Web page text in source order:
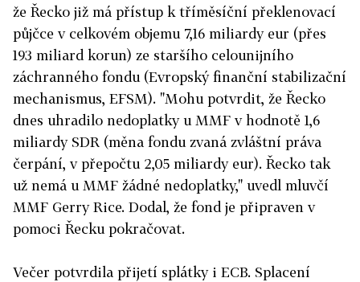
že Řecko již má přístup k tříměsíční překlenovací
půjčce v celkovém objemu 7,16 miliardy eur (přes
193 miliard korun) ze staršího celounijního
záchranného fondu (Evropský finanční stabilizační
mechanismus, EFSM). "Mohu potvrdit, že Řecko
dnes uhradilo nedoplatky u MMF v hodnotě 1,6
miliardy SDR (měna fondu zvaná zvláštní práva
čerpání, v přepočtu 2,05 miliardy eur). Řecko tak
už nemá u MMF žádné nedoplatky," uvedl mluvčí
MMF Gerry Rice. Dodal, že fond je připraven v
pomoci Řecku pokračovat.
Večer potvrdila přijetí splátky i ECB. Splacení